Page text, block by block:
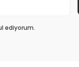
ediyorum.